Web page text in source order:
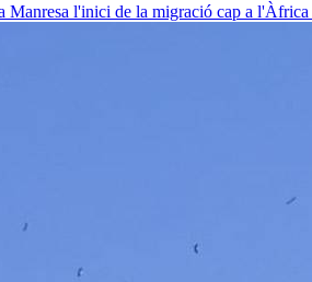
Manresa l'inici de la migració cap a l'Àfrica